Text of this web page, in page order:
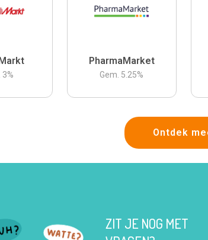
3%
PharmaMarket
Gem. 5.25%
Ontdek
ZIT JE NOG MET